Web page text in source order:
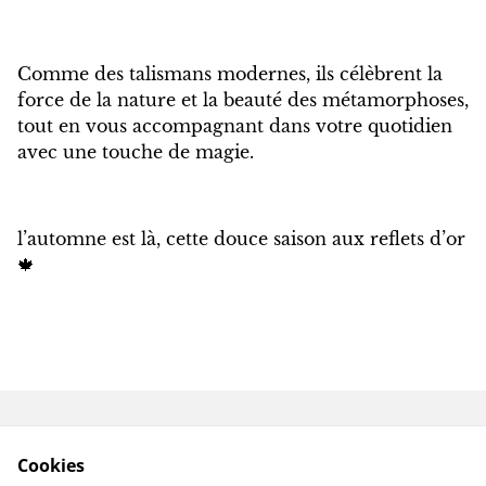
Comme des talismans modernes, ils célèbrent la
force de la nature et la beauté des métamorphoses,
tout en vous accompagnant dans votre quotidien
avec une touche de magie.
l’automne est là, cette douce saison aux reflets d’or
🍁
Cookies